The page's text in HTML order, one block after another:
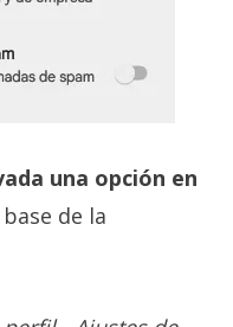
una opción en
de la